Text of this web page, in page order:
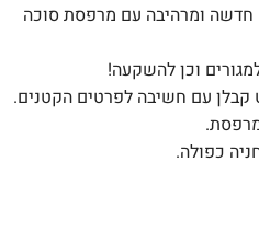
חדשה ומרהיבה עם מרפסת סוכה
וכן להשקעה!
עם חשיבה לפרטים הקטנים.
כפולה.